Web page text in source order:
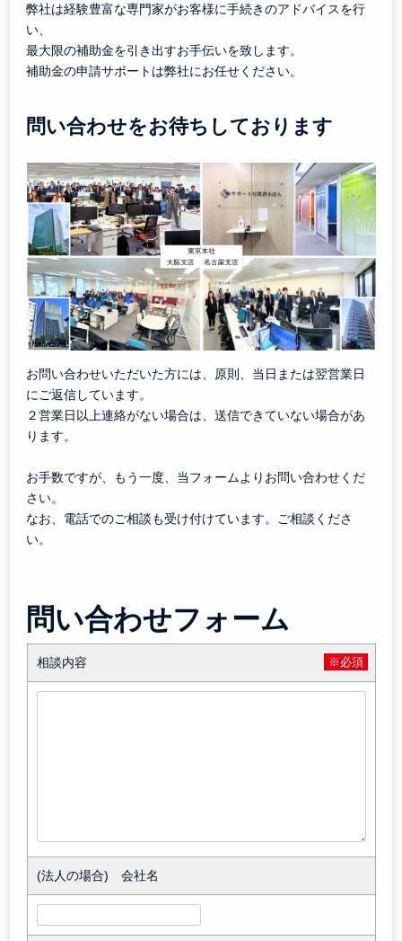
弊社は経験豊富な専門家がお客様に手続きのアドバイスを行
い、
最大限の補助金を引き出すお手伝いを致します。
補助金の申請サポートは弊社にお任せください。
問い合わせをお待ちしております
お問い合わせいただいた方には、原則、当日または翌営業日
にご返信しています。
２営業日以上連絡がない場合は、送信できていない場合があ
ります。
お手数ですが、もう一度、当フォームよりお問い合わせくだ
さい。
なお、電話でのご相談も受け付けています。ご相談くださ
い。
問い合わせフォーム
相談内容 ※必須
(法人の場合) 会社名